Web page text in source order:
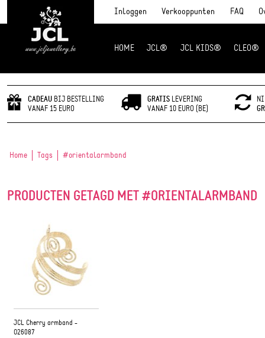
Inloggen Verkooppunten FAQ
HOME JCL® JCL KIDS® CLEO®
CADEAU BIJ BESTELLING
VANAF 15 EURO
GRATISLEVERING
VANAF 10 EURO (BE)
Home Tags #orientalarmband
PRODUCTEN GETAGD MET #ORIENTALARMBAND
JCL Cherry armband -
O26087